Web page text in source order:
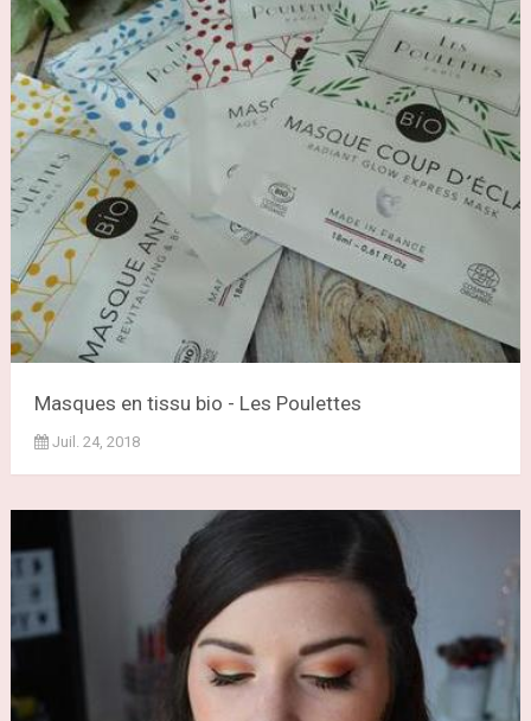
Masques en tissu bio - Les Poulettes
Juil. 24, 2018